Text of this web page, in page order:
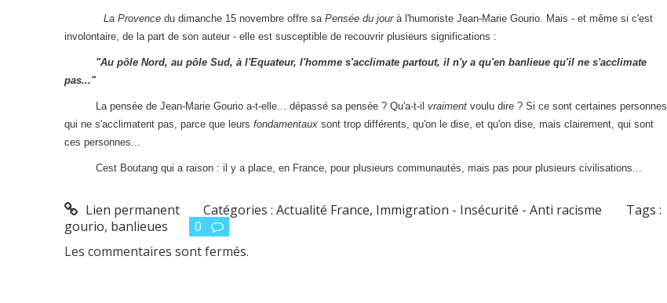
La Provence du dimanche 15 novembre offre sa Pensée du jour à l'humoriste Jean-Marie Gourio. Mais - et même si c'est
involontaire, de la part de son auteur - elle est susceptible de recouvrir plusieurs significations :
"Au pôle Nord, au pôle Sud, à l'Equateur, l'homme s'acclimate partout, il n'y a qu'en banlieue qu'il ne s'acclimate
pas..."
La pensée de Jean-Marie Gourio a-t-elle... dépassé sa pensée ? Qu'a-t-il vraiment voulu dire ? Si ce sont certaines personnes
qui ne s'acclimatent pas, parce que leurs fondamentaux sont trop différents, qu'on le dise, et qu'on dise, mais clairement, qui sont
ces personnes...
Cest Boutang qui a raison : il y a place, en France, pour plusieurs communautés, mais pas pour plusieurs civilisations...
Lien permanent Catégories :Actualité France, Immigration - Insécurité - Anti racisme
Tags :
gourio, banlieues
0
Les commentaires sont fermés.